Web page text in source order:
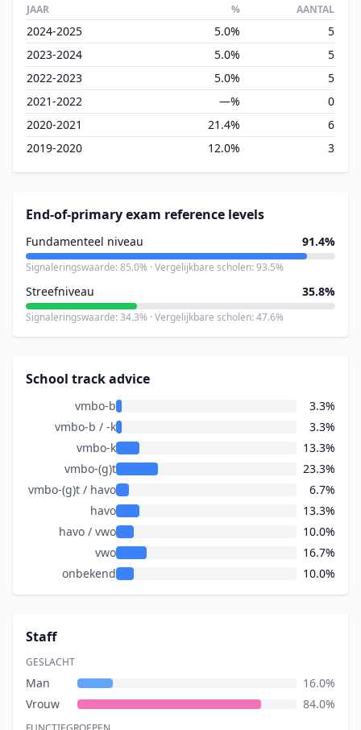
JAAR % AANTAL
2024-2025 5.0%
5
2023-2024
5.0%
5
2022-2023
5.0%
5
2021-2022
—%
0
2020-2021
21.4%
6
2019-2020
12.0% 3
End-of-primary exam reference levels
Fundamenteel niveau 91.4%
Signaleringswaarde: 85.0% · Vergelijkbare scholen: 93.5%
Streefniveau 35.8%
Signaleringswaarde: 34.3% · Vergelijkbare scholen: 47.6%
School track advice
vmbo-b
3.3%
vmbo-b / -k
3.3%
vmbo-k
13.3%
vmbo-(g)t
23.3%
vmbo-(g)t / havo
6.7%
havo
13.3%
havo / vwo
10.0%
vwo
16.7%
onbekend
10.0%
Staff
GESLACHT
Man
16.0%
Vrouw
84.0%